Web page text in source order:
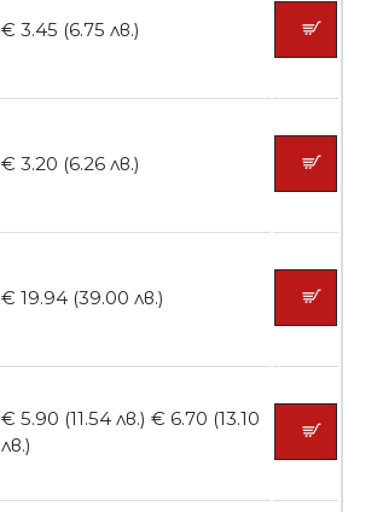
Ваничка за маникюр BMSPA1C
БЕЗПЛАТНО
Пила тип ренде
БЕЗПЛАТНО
€ 3.45 (6.75 лв.)
€ 3.20 (6.26 лв.)
€ 19.94 (39.00 лв.)
€ 5.90 (11.54 лв.) € 6.70 (13.10
лв.)